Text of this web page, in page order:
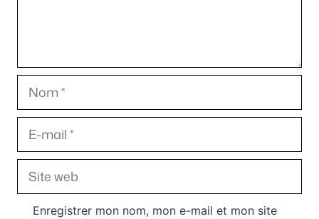
Nom
E-
mail
Site
web
Enregistrer mon nom, mon e-mail et mon site